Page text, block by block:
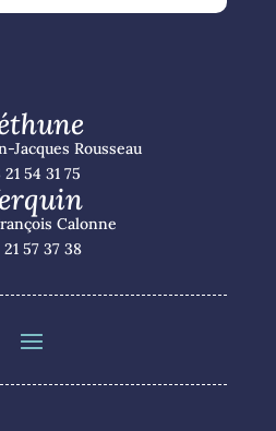
Jacques Rousseau
54 31 75
Calonne
57 37 38